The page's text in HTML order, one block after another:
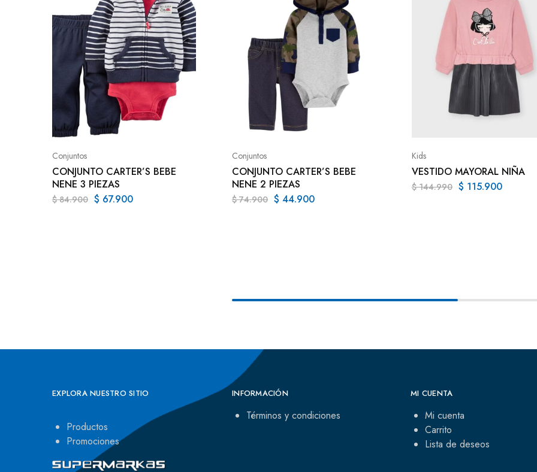
Conjuntos
CONJUNTO CARTER’S BEBE
NENE 3 PIEZAS
$84.900 $ 67.900
Conjuntos
CONJUNTO CARTER’S BEBE
NENE 2 PIEZAS
$74.900 $ 44.900
Kids
VESTIDO MAYORAL NIÑA
$144.990 $ 115.900
EXPLORA NUESTRO SITIO
Productos
Promociones
INFORMACIÓN
Términos y condiciones
MI CUENTA
Mi cuenta
Carrito
Lista de deseos